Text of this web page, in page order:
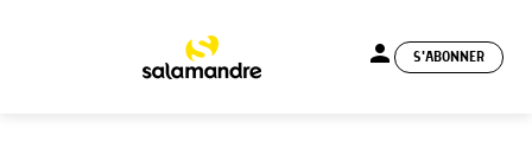
person S'ABONNER